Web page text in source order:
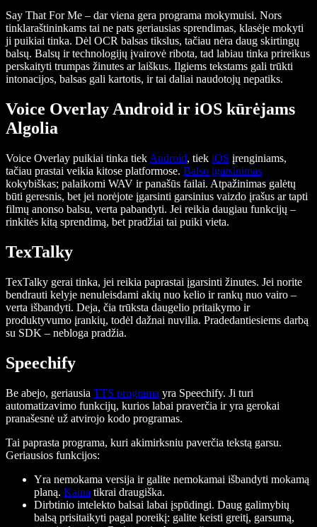
Say That For Me – dar viena gera programa mokymuisi. Nors
tinklaraštininkams tai ne pats geriausias sprendimas, klasėje mokyti
ji puikiai tinka. Dėl OCR balsas tikslus, tačiau nėra daug skirtingų
balsų. Balsų ir technologijų įvairovė ribota, tad labiau tinka prireikus
perskaityti trumpas žinutes ar laiškus. Ilgiems tekstams gali trūkti
intonacijos, balsas gali kartotis, ir tai daliai naudotojų nepatiks.
Voice Overlay Android ir iOS kūrėjams
Algolia
Voice Overlay puikiai tinka tiek Android, tiek iOS įrenginiams,
tačiau prastai veikia kitose platformose. Balso įgarsinimas
kokybiškas; palaikomi WAV ir panašūs failai. Atpažinimas galėtų
būti geresnis, bet jei norėjote įgarsinti garsinius vaizdo įrašus ar tapti
filmų anonso balsu, verta pabandyti. Jei reikia daugiau funkcijų –
rinkitės kitą sprendimą, bet pradžiai tai puiki vieta.
TexTalky
TexTalky gerai tinka, jei reikia paprastai įgarsinti žinutes. Jei norite
bendrauti kelyje nenuleisdami akių nuo kelio ir rankų nuo vairo –
verta išbandyti. Deja, čia trūksta daugelio pritaikymo ir
produktyvumo įrankių, todėl dažnai nuvilia. Pradedantiesiems darbą
su SDK – nebloga pradžia.
Speechify
Be abejo, geriausia TTS programa yra Speechify. Ji turi
automatizavimo funkcijų, kurios labai praverčia ir yra gerokai
pranašesnė už atvirojo kodo programas.
Tai paprasta programa, kuri akimirksniu paverčia tekstą garsu.
Geriausios funkcijos:
Yra nemokama versija ir galite nemokamai išbandyti mokamą
planą. Kaina tikrai draugiška.
Dirbtinio intelekto balsai labai įspūdingi. Daug galimybių
balsą prisitaikyti pagal poreikį: galite keisti greitį, garsumą,